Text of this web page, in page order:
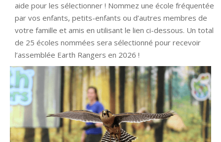
aide pour les sélectionner ! Nommez une école fréquentée
par vos enfants, petits-enfants ou d’autres membres de
votre famille et amis en utilisant le lien ci-dessous. Un total
de 25 écoles nommées sera sélectionné pour recevoir
l’assemblée Earth Rangers en 2026 !